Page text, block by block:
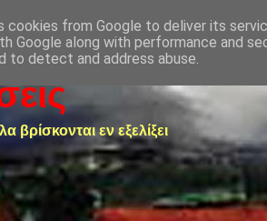
βρίσκονται εν εξελίξει
cookies from Google to deliver its
Google along with performance and
to detect and address abuse.